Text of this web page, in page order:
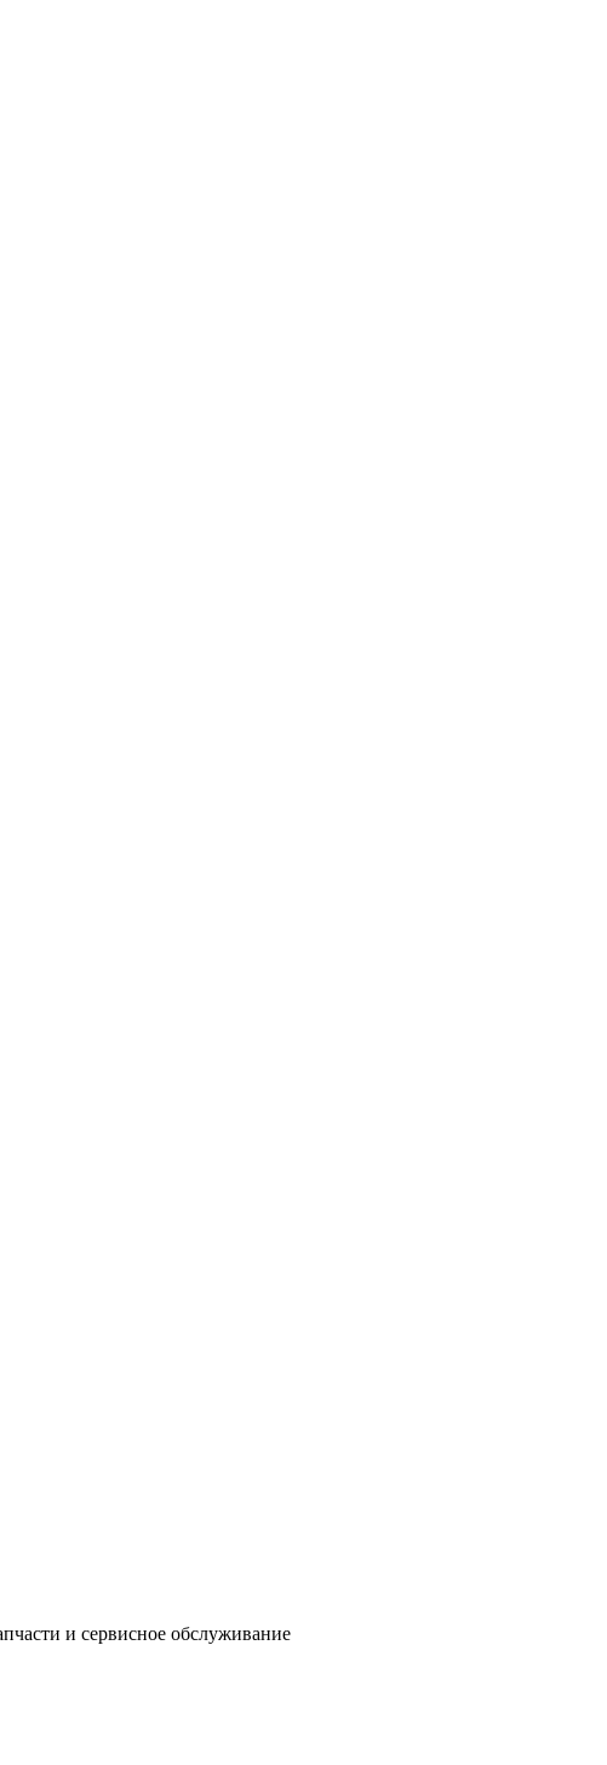
и сервисное обслуживание